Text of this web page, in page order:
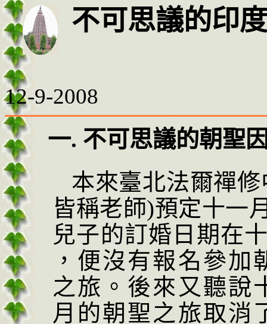
不可思議的印
12-9-2008
一. 不可思議的朝聖
本來臺北法爾禪
皆稱老師)預定十一
兒子的訂婚日期在
，便沒有報名參加
之旅。後來又聽說
月的朝聖之旅取消